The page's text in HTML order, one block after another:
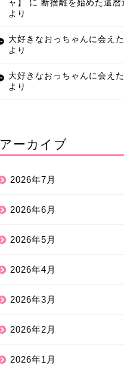
ャ】
に 断捨離を始めた還暦
より
大好きなおっちゃんに会えた
より
大好きなおっちゃんに会えた
より
アーカイブ
2026年7月
2026年6月
2026年5月
2026年4月
2026年3月
2026年2月
2026年1月